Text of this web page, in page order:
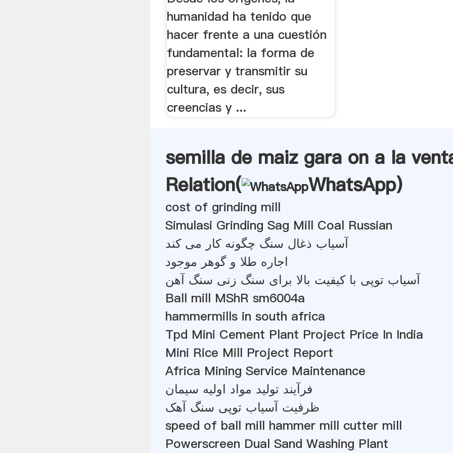
humanidad ha tenido que
hacer frente a una cuestión
fundamental: la forma de
preservar y transmitir su
cultura, es decir, sus
creencias y ...
semilla de maiz gara on a la
Relation(
WhatsApp)
cost of grinding mill
Simulasi Grinding Sag Mill Coal Russian
آسیاب ذغال سنگ چگونه کار می کند
اجاره طلا و گوهر موجود
آسیاب توپی با کیفیت بالا برای سنگ زنی سنگ آهن
Ball mill MShR sm6004a
hammermills in south africa
Tpd Mini Cement Plant Project Price In India
Mini Rice Mill Project Report
Africa Mining Service Maintenance
فرآیند تولید مواد اولیه سیمان
ظرفیت آسیاب توپی سنگ آهک
speed of ball mill hammer mill cutter mill
Powerscreen Dual Sand Washing Plant